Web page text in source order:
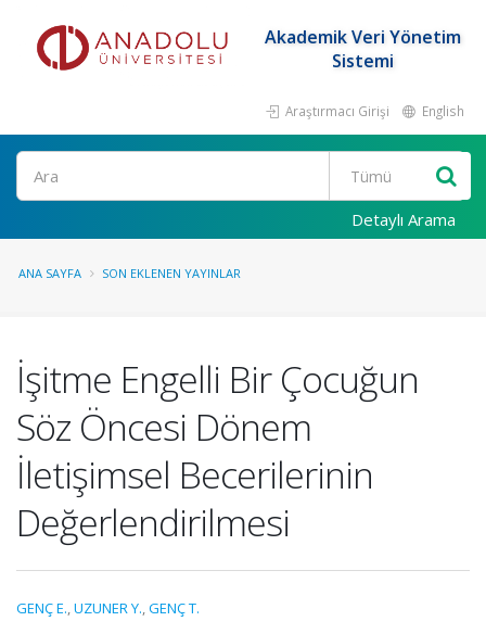
Akademik Veri Yönetim
Sistemi
Araştırmacı Girişi English
Ara
Detaylı Arama
ANA SAYFA SON EKLENEN YAYINLAR
İşitme Engelli Bir Çocuğun
Söz Öncesi Dönem
İletişimsel Becerilerinin
Değerlendirilmesi
GENÇ E.,UZUNER Y.,GENÇ T.